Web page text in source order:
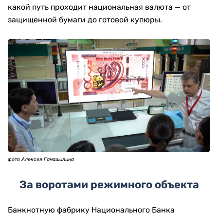
какой путь проходит национальная валюта — от
защищенной бумаги до готовой купюры.
фото Алексея Ганашилина
За воротами режимного объекта
Банкнотную фабрику Национального Банка